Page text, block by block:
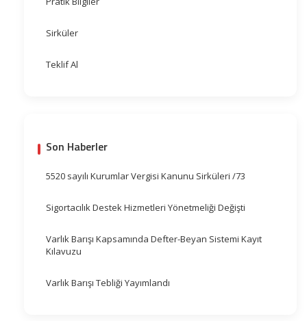
Sirküler
Teklif Al
Son Haberler
5520 sayılı Kurumlar Vergisi Kanunu Sirküleri /73
Sigortacılık Destek Hizmetleri Yönetmeliği Değişti
Varlık Barışı Kapsamında Defter-Beyan Sistemi Kayıt
Kılavuzu
Varlık Barışı Tebliği Yayımlandı